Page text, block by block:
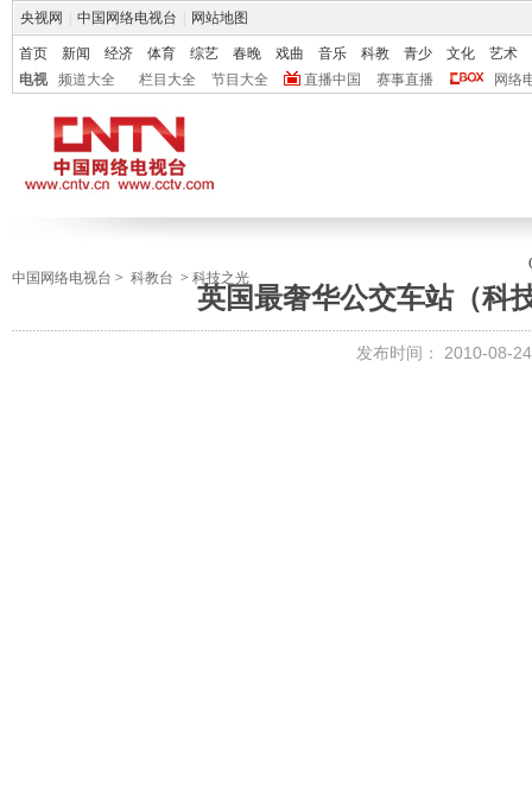
央视网 中国网络电视台 网站地图
首页 新闻 经济 体育 综艺 春晚 戏曲 音乐 科教 青少 文化
艺术
电视
频道大全 栏目大全 节目大全 直播中国 赛事直播 网络
中国网络电视台 > 科教台 > 科技之光
英国最奢华公交车站（科
发布时间： 2010-08-